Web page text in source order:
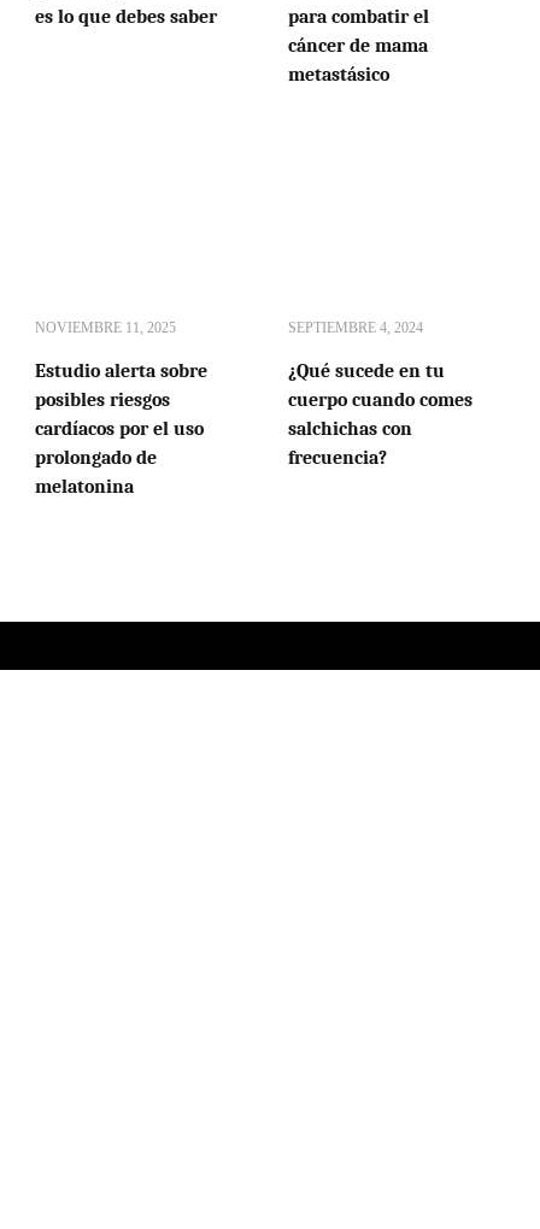
es lo que debes saber
para combatir el
cáncer de mama
metastásico
NOVIEMBRE 11, 2025
Estudio alerta sobre
posibles riesgos
cardíacos por el uso
prolongado de
melatonina
SEPTIEMBRE 4, 2024
¿Qué sucede en tu
cuerpo cuando comes
salchichas con
frecuencia?